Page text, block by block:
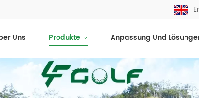
Uns Produkte Anpassung Und